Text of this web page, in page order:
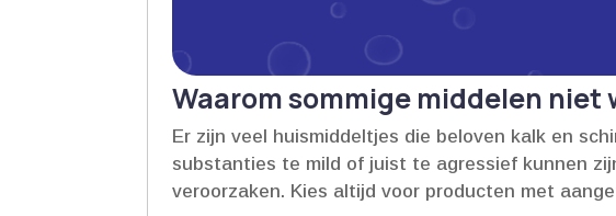
Waarom sommige middelen niet
Er zijn veel huismiddeltjes die beloven kalk en
substanties te mild of juist te agressief kunnen
veroorzaken.​ Kies altijd voor producten met